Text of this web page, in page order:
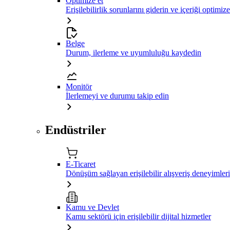
Erişilebilirlik sorunlarını giderin ve içeriği
Belge
Durum, ilerleme ve uyumluluğu kaydedin
Monitör
İlerlemeyi ve durumu takip edin
Endüstriler
E-Ticaret
Dönüşüm sağlayan erişilebilir alışveriş deneyimleri
Kamu ve Devlet
Kamu sektörü için erişilebilir dijital hizmetler